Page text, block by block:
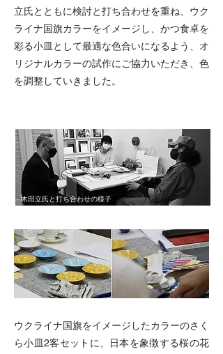
立氏とともに検討と打ち合わせを重ね、ウク
ライナ国旗カラーをイメージし、かつ食卓を
彩る小皿として最適な色合いになるよう、オ
リジナルカラーの試作にご協力いただき、色
を調整していきました。
木田立氏と打ち合わせの様子
ウクライナ国旗をイメージしたカラーのさく
ら小皿2客セットに、日本を象徴する桜の花